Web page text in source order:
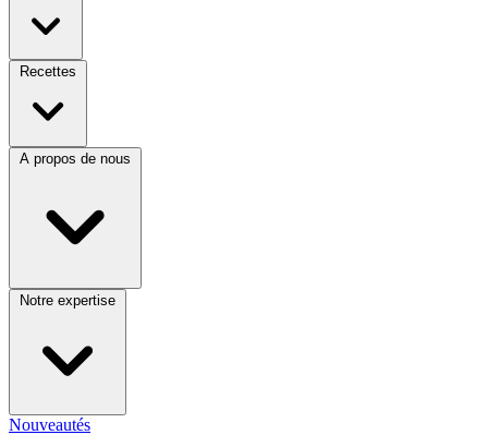
Recettes
A propos de nous
Notre expertise
Nouveautés